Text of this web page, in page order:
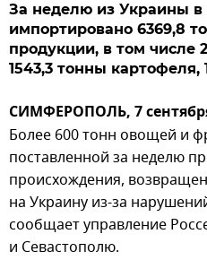
За неделю из Украины
импортировано 6369,8
продукции, в том числе
1543,3 тонны
СИМФЕРОПОЛЬ, 7
Более 600 тонн овощей и
поставленной за неделю
происхождения,
на Украину из-за
сообщает управление
и Севастополю.